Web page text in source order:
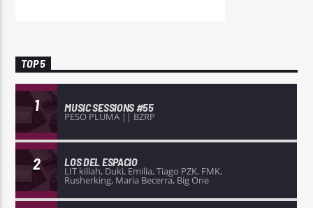
TOP 5
1 MUSIC SESSIONS #55
PESO PLUMA || BZRP
2 LOS DEL ESPACIO
LIT killah, Duki, Emilia, Tiago PZK, FMK,
Rusherking, Maria Becerra, Big One